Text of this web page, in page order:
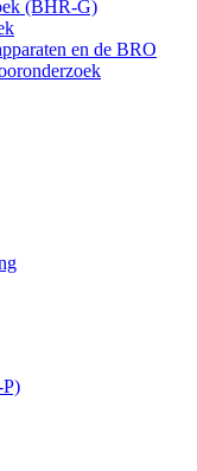
(BHR-G)
en de BRO